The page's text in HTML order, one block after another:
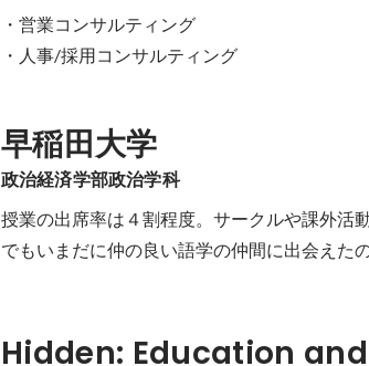
・営業コンサルティング
・人事/採用コンサルティング
早稲田大学
政治経済学部政治学科
授業の出席率は４割程度。サークルや課外活
でもいまだに仲の良い語学の仲間に出会えた